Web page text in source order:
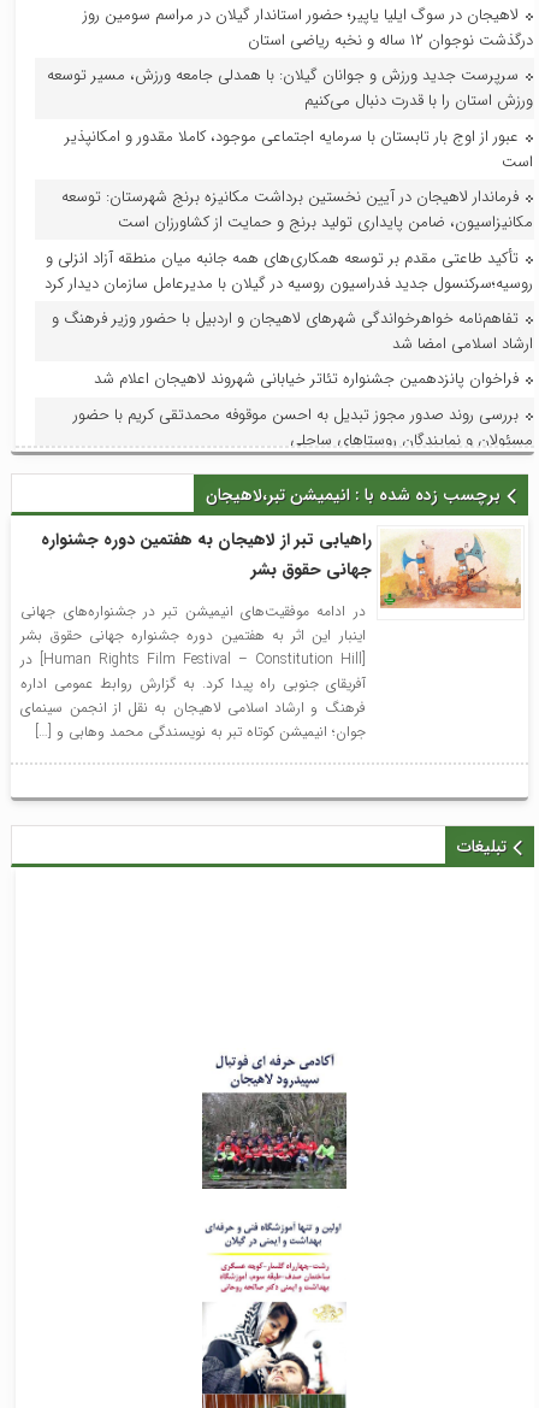
لاهیجان در سوگ ایلیا یاپیر؛ حضور استاندار گیلان در مراسم سومین روز
درگذشت نوجوان ۱۲ ساله و نخبه ریاضی استان
سرپرست جدید ورزش و جوانان گیلان: با همدلی جامعه ورزش، مسیر توسعه
ورزش استان را با قدرت دنبال می‌کنیم
عبور از اوج بار تابستان با سرمایه اجتماعی موجود، کاملا مقدور و امکانپذیر
است
فرماندار لاهیجان در آیین نخستین برداشت مکانیزه برنج شهرستان: توسعه
مکانیزاسیون، ضامن پایداری تولید برنج و حمایت از کشاورزان است
تأکید طاعتی مقدم بر توسعه همکاری‌های همه جانبه میان منطقه آزاد انزلی و
روسیه؛سرکنسول جدید فدراسیون روسیه در گیلان با مدیرعامل سازمان دیدار کرد
تفاهم‌نامه خواهرخواندگی شهرهای لاهیجان و اردبیل با حضور وزیر فرهنگ و
ارشاد اسلامی امضا شد
فراخوان پانزدهمین جشنواره تئاتر خیابانی شهروند لاهیجان اعلام شد
بررسی روند صدور مجوز تبدیل به احسن موقوفه محمدتقی کریم با حضور
مسئولان و نمایندگان روستاهای ساحلی
تداوم افتخارآفرینی سوستان؛ ابراهیم‌نژاد برای سومین بار دهیار نمونه استان
شد
فرماندار لاهیجان در جلسه هماهنگی جشنواره رسانه‌ای چای:جشنواره رسانه‌ای
چای، فرصتی برای تقویت برند لاهیجان و فرهنگ مصرف چای ایرانی است
استاندار گیلان؛ گیلان می‌تواند قطب ملی اردوها و مسابقات ورزش کارگری
با حضور مدیر امور عمرانی، زیربنایی و محیط زیست دبیرخانه شورای‌عالی
مناطق آزاد و ویژه اقتصادی؛ آخرین وضعیت پروژه‌های عمرانی منطقه آزاد انزلی
در راستای ظرفیت‌سازی و توسعه: فاز اول افزایش ظرفیت پست لاهیجان۲ به
بهره‌برداری و در مدار قرار گرفت
برچسب زده شده با : انیمیشن تبر،لاهیجان
راهیابی تبر از لاهیجان به هفتمین دوره جشنواره
جهانی حقوق بشر
در ادامه موفقیت‌های انیمیشن تبر در جشنواره‌های جهانی
اینبار این اثر به هفتمین دوره جشنواره جهانی حقوق بشر
[Human Rights Film Festival – Constitution Hill] در
آفریقای جنوبی راه پیدا کرد. به گزارش روابط عمومی اداره
فرهنگ و ارشاد اسلامی لاهیجان به نقل از انجمن سینمای
جوان؛ انیمیشن کوتاه تبر به نویسندگی محمد وهابی و […]
تبلیغات